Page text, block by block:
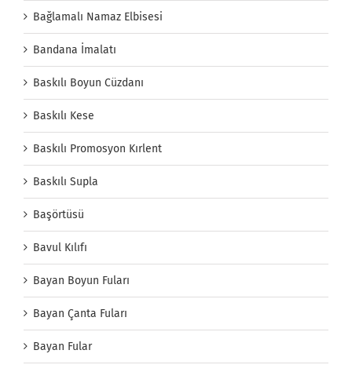
Bağlamalı Namaz Elbisesi
Bandana İmalatı
Baskılı Boyun Cüzdanı
Baskılı Kese
Baskılı Promosyon Kırlent
Baskılı Supla
Başörtüsü
Bavul Kılıfı
Bayan Boyun Fuları
Bayan Çanta Fuları
Bayan Fular